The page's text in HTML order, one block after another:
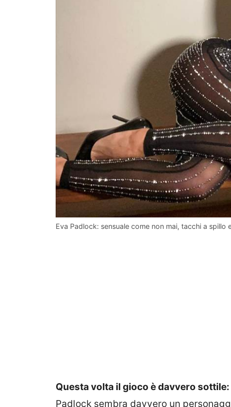
Eva Padlock: sensuale come non mai, tacchi a spillo
Questa volta il gioco è davvero sottile:
Padlock sembra davvero un